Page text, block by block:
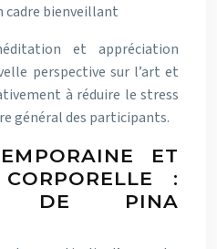
cadre bienveillant
et appréciation
perspective sur l’art et
à réduire le stress
général des participants.
ET
:
DE PINA